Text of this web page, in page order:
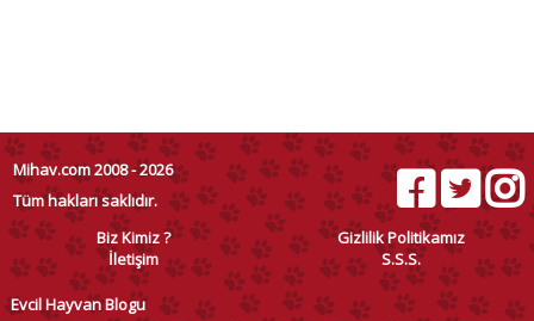
Mihav.com 2008 - 2026
Tüm hakları saklıdır.
Biz Kimiz ?
Gizlilik Politikamız
İletişim
S.S.S.
Evcil Hayvan Blogu